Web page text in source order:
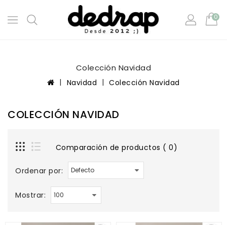
0
Colección Navidad
Navidad Colección Navidad
COLECCIÓN NAVIDAD
Comparación de productos ( 0)
Ordenar por:
Mostrar: